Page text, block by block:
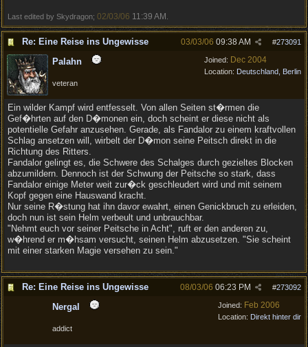
Last edited by Skydragon; 02/03/06 11:39 AM
Re: Eine Reise ins Ungewisse #273091
03/03/06 09:38 AM
Joined: Dec 2004
Location: Deutschland, Berlin
Palahn
veteran
Ein wilder Kampf wird entfesselt. Von allen Seiten st�rmen die
Gef�hrten auf den D�monen ein, doch scheint er diese nicht als
potentielle Gefahr anzusehen. Gerade, als Fandalor zu einem kraftvollen
Schlag ansetzen will, wirbelt der D�mon seine Peitsch direkt in die
Richtung des Ritters.
Fandalor gelingt es, die Schwere des Schalges durch gezieltes Blocken
abzumildern. Dennoch ist der Schwung der Peitsche so stark, dass
Fandalor einige Meter weit zur�ck geschleudert wird und mit seinem
Kopf gegen eine Hauswand kracht.
Nur seine R�stung hat ihn davor ewahrt, einen Genickbruch zu erleiden,
doch nun ist sein Helm verbeult und unbrauchbar.
"Nehmt euch vor seiner Peitsche in Acht", ruft er den anderen zu,
w�hrend er m�hsam versucht, seinen Helm abzusetzen. "Sie scheint
mit einer starken Magie versehen zu sein."
Re: Eine Reise ins Ungewisse #273092
08/03/06 06:23 PM
Joined: Feb 2006
Location: Direkt hinter dir
Nergal
addict